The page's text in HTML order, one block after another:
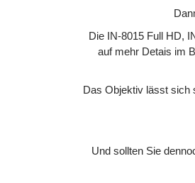
Die IN-8015 Full HD,
auf mehr Detais im
Das Objektiv lässt sich
Und sollten Sie